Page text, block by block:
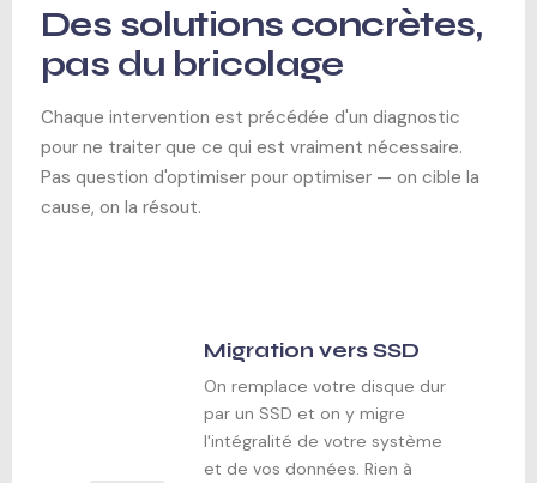
Des solutions concrètes,
pas du bricolage
Chaque intervention est précédée d'un diagnostic
pour ne traiter que ce qui est vraiment nécessaire.
Pas question d'optimiser pour optimiser — on cible la
cause, on la résout.
Migration vers SSD
On remplace votre disque dur
par un SSD et on y migre
l'intégralité de votre système
et de vos données. Rien à